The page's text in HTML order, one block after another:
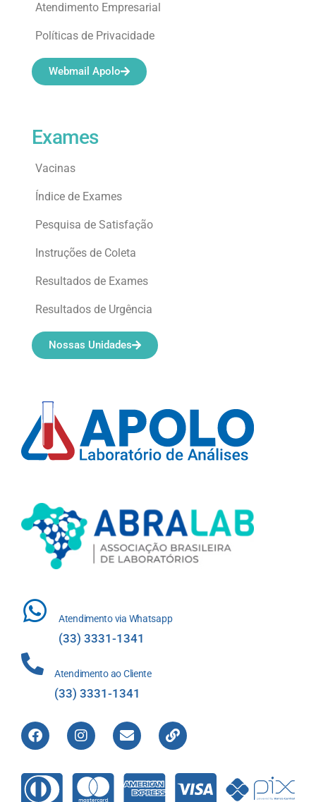
Atendimento via Whatsapp
(33) 3331-1341
Atendimento ao Cliente
(33) 3331-1341
Exames
Vacinas
Índice de Exames
Pesquisa de Satisfação
Instruções de Coleta
Resultados de Exames
Resultados de Urgência
Nossas Unidades
Atendimento Empresarial
Políticas de Privacidade
Webmail Apolo